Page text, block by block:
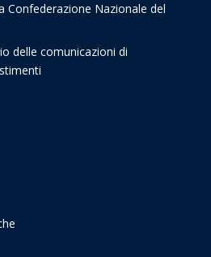
Confederazione Nazionale del
delle comunicazioni di